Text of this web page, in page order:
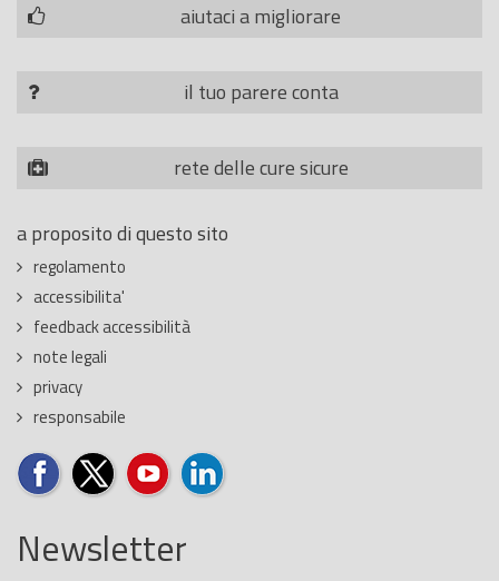
aiutaci a migliorare
il tuo parere conta
rete delle cure sicure
a proposito di questo sito
regolamento
accessibilita'
feedback accessibilità
note legali
privacy
responsabile
Newsletter